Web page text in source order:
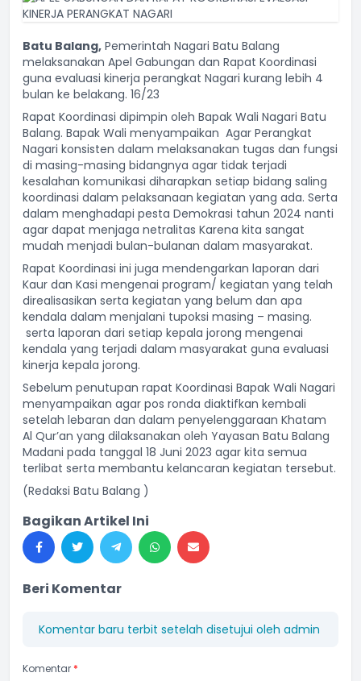
Batu Balang, Pemerintah Nagari Batu Balang
melaksanakan Apel Gabungan dan Rapat Koordinasi
guna evaluasi kinerja perangkat Nagari kurang lebih 4
bulan ke belakang. 16/23
Rapat Koordinasi dipimpin oleh Bapak Wali Nagari Batu
Balang. Bapak Wali menyampaikan Agar Perangkat
Nagari konsisten dalam melaksanakan tugas dan fungsi
di masing-masing bidangnya agar tidak terjadi
kesalahan komunikasi diharapkan setiap bidang saling
koordinasi dalam pelaksanaan kegiatan yang ada. Serta
dalam menghadapi pesta Demokrasi tahun 2024 nanti
agar dapat menjaga netralitas Karena kita sangat
mudah menjadi bulan-bulanan dalam masyarakat.
Rapat Koordinasi ini juga mendengarkan laporan dari
Kaur dan Kasi mengenai program/ kegiatan yang telah
direalisasikan serta kegiatan yang belum dan apa
kendala dalam menjalani tupoksi masing – masing.
serta laporan dari setiap kepala jorong mengenai
kendala yang terjadi dalam masyarakat guna evaluasi
kinerja kepala jorong.
Sebelum penutupan rapat Koordinasi Bapak Wali Nagari
menyampaikan agar pos ronda diaktifkan kembali
setelah lebaran dan dalam penyelenggaraan Khatam
Al Qur’an yang dilaksanakan oleh Yayasan Batu Balang
Madani pada tanggal 18 Juni 2023 agar kita semua
terlibat serta membantu kelancaran kegiatan tersebut.
(Redaksi Batu Balang )
Bagikan Artikel Ini
Beri Komentar
Komentar baru terbit setelah disetujui oleh admin
Komentar *